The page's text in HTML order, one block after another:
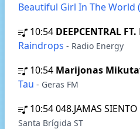
Beautiful Girl In The World
10:54 DEEPCENTRAL
Raindrops - Radio Energy
10:54 Marijonas
Tau - Geras FM
10:54048.JAMAS
Santa Brígida ST